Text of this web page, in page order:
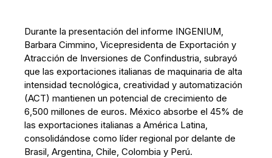
Durante la presentación del informe INGENIUM,
Barbara Cimmino, Vicepresidenta de Exportación y
Atracción de Inversiones de Confindustria, subrayó
que las exportaciones italianas de maquinaria de alta
intensidad tecnológica, creatividad y automatización
(ACT) mantienen un potencial de crecimiento de
6,500 millones de euros. México absorbe el 45% de
las exportaciones italianas a América Latina,
consolidándose como líder regional por delante de
Brasil, Argentina, Chile, Colombia y Perú.